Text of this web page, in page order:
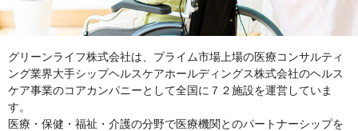
グリーンライフ株式会社は、プライム市場上場の医療コンサルティ
ング業界大手シップヘルスケアホールディングス株式会社のヘルス
ケア事業のコアカンパニーとして全国に７２施設を運営していま
す。
医療・保健・福祉・介護の分野で医療機関とのパートナーシップを